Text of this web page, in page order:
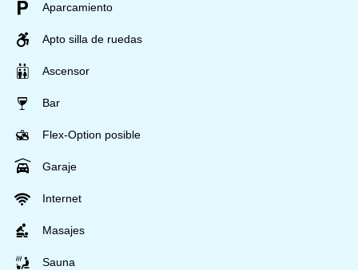
Aparcamiento
Apto silla de ruedas
Ascensor
Bar
Flex-Option posible
Garaje
Internet
Masajes
Sauna